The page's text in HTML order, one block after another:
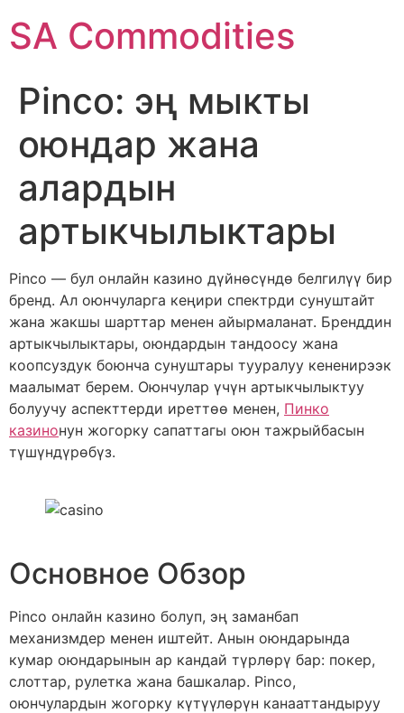
SA Commodities
Pinco: эң мыкты
оюндар жана
алардын
артыкчылыктары
Pinco — бул онлайн казино дүйнөсүндө белгилүү бир
бренд. Ал оюнчуларга кеңири спектрди сунуштайт
жана жакшы шарттар менен айырмаланат. Бренддин
артыкчылыктары, оюндардын тандоосу жана
коопсуздук боюнча сунуштары тууралуу кененирээк
маалымат берем. Оюнчулар үчүн артыкчылыктуу
болуучу аспекттерди иреттөө менен, Пинко
казинонун жогорку сапаттагы оюн тажрыйбасын
түшүндүрөбүз.
Основное Обзор
Pinco онлайн казино болуп, эң заманбап
механизмдер менен иштейт. Анын оюндарында
кумар оюндарынын ар кандай түрлөрү бар: покер,
слоттар, рулетка жана башкалар. Pinco,
оюнчулардын жогорку күтүүлөрүн канааттандыруу